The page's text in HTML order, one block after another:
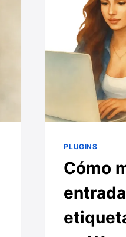
PLUGINS
Cómo